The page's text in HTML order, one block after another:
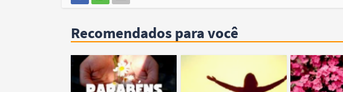
Recomendados para você